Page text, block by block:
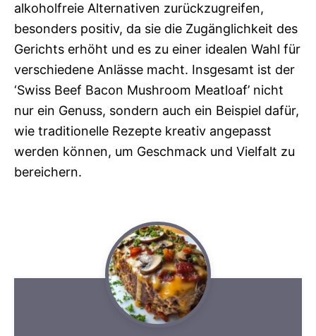
alkoholfreie Alternativen zurückzugreifen,
besonders positiv, da sie die Zugänglichkeit des
Gerichts erhöht und es zu einer idealen Wahl für
verschiedene Anlässe macht. Insgesamt ist der
‘Swiss Beef Bacon Mushroom Meatloaf’ nicht
nur ein Genuss, sondern auch ein Beispiel dafür,
wie traditionelle Rezepte kreativ angepasst
werden können, um Geschmack und Vielfalt zu
bereichern.